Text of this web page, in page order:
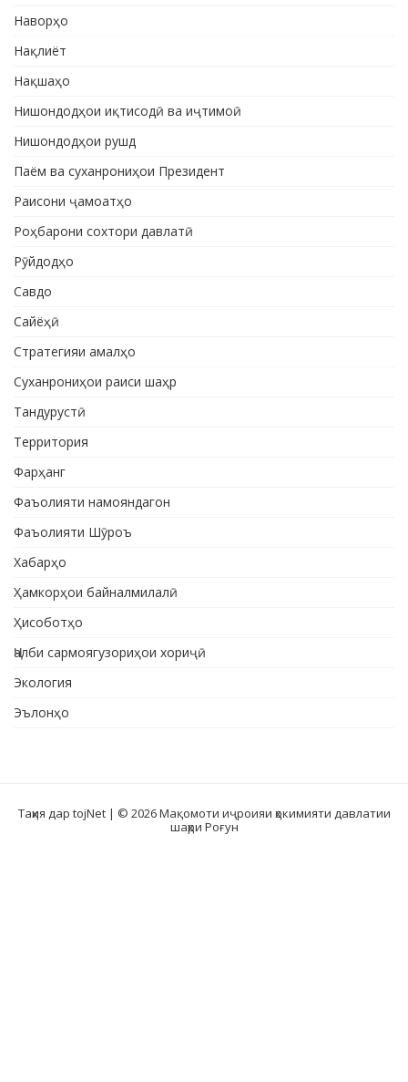
Наворҳо
Нақлиёт
Нақшаҳо
Нишондодҳои иқтисодӣ ва иҷтимоӣ
Нишондодҳои рушд
Паём ва суханрониҳои Президент
Раисони ҷамоатҳо
Роҳбарони сохтори давлатӣ
Рӯйдодҳо
Савдо
Сайёҳӣ
Стратегияи амалҳо
Суханрониҳои раиси шаҳр
Тандурустӣ
Территория
Фарҳанг
Фаъолияти намояндагон
Фаъолияти Шӯроъ
Хабарҳо
Ҳамкорҳои байналмилалӣ
Ҳисоботҳо
Ҷалби сармоягузориҳои хориҷӣ
Экология
Эълонҳо
Таҳия дар tojNet | © 2026 Мақомоти иҷроияи ҳокимияти давлатии
шаҳри Роғун